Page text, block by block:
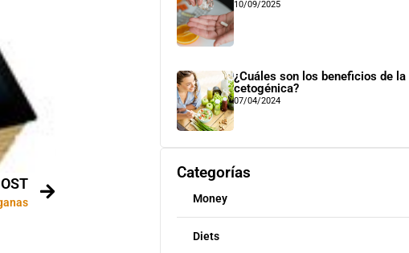
10/09/2025
¿Cuáles son los beneficios de la
cetogénica?
07/04/2024
Categorías
Money
Diets